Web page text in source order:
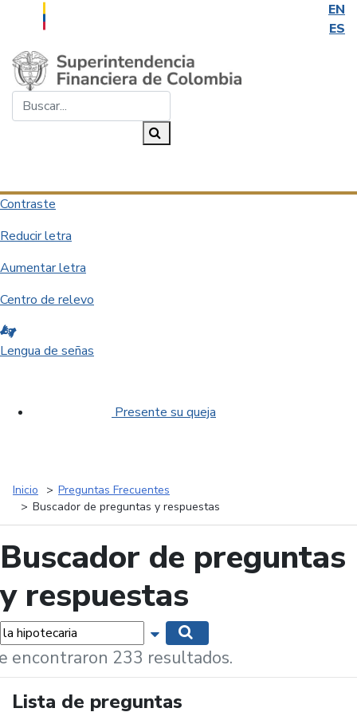
EN
ES
Saltar al contenido principal
Contraste
Reducir letra
Aumentar letra
Centro de relevo
Lengua de señas
Presente su queja
Inicio
Preguntas Frecuentes
Buscador de preguntas y respuestas
Buscador de preguntas
y respuestas
Mostrar opciones de búsqueda
encontraron 233 resultados.
Lista de preguntas